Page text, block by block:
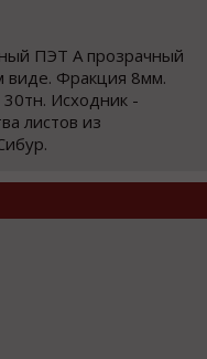
ПЭТ А прозрачный
виде. Фракция 8мм.
Исходник -
листов из